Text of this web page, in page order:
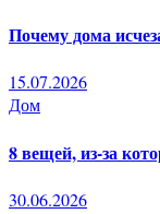
Почему дома
15.07.2026
Дом
8 вещей, из-за
30.06.2026